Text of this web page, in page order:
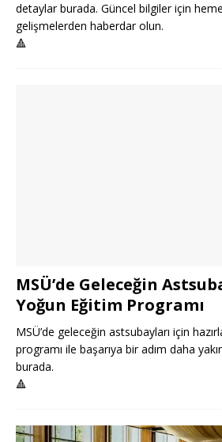
detaylar burada. Güncel bilgiler için
gelişmelerden haberdar olun.
🔺
MSÜ’de Geleceğin
Yoğun Eğitim Programı
MSÜ’de geleceğin astsubayları için
programı ile başarıya bir adım daha
burada.
🔺